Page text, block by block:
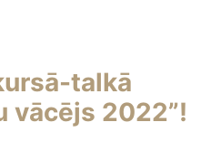
talkā
vācējs 2022”!